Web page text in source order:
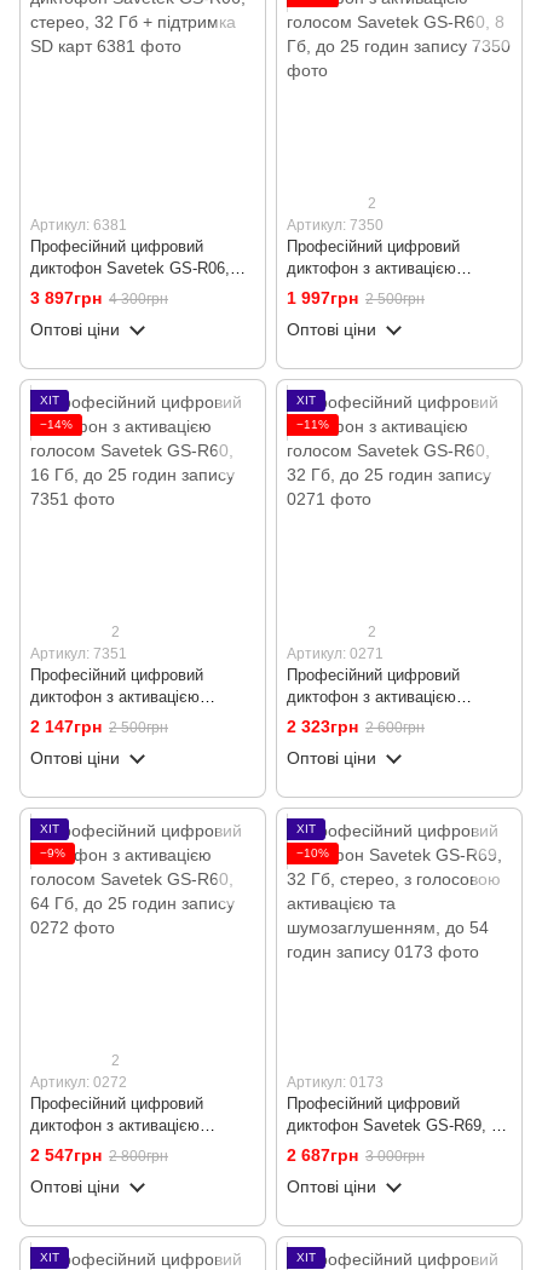
Артикул: 6381
Професійний цифровий
диктофон Savetek GS-R06,
стерео, 32 Гб + підтримка SD
3 897грн 4 300грн
Оптові ціни
2
Артикул: 7350
Професійний цифровий
диктофон з активацією
голосом Savetek GS-R60, 8
Гб, до 25 годин запису
1 997грн 2 500грн
Оптові ціни
ХІТ
−14%
2
Артикул: 7351
Професійний цифровий
диктофон з активацією
голосом Savetek GS-R60, 16
Гб, до 25 годин запису
2 147грн 2 500грн
Оптові ціни
ХІТ
−11%
2
Артикул: 0271
Професійний цифровий
диктофон з активацією
голосом Savetek GS-R60, 32
Гб, до 25 годин запису
2 323грн 2 600грн
Оптові ціни
ХІТ
−9%
2
Артикул: 0272
Професійний цифровий
диктофон з активацією
голосом Savetek GS-R60, 64
Гб, до 25 годин запису
2 547грн 2 800грн
Оптові ціни
ХІТ
−10%
Артикул: 0173
Професійний цифровий
диктофон Savetek GS-R69, 32
Гб, стерео, з голосовою
активацією та
шумозаглушенням, до 54
2 687грн 3 000грн
Оптові ціни
ХІТ
ХІТ